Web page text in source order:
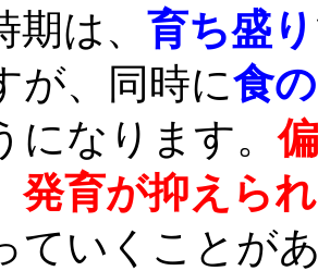
は、 育ち盛り
が、同時に食
になります。
発育が抑えら
ていくことが